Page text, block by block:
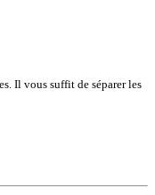
Il vous suffit de séparer les